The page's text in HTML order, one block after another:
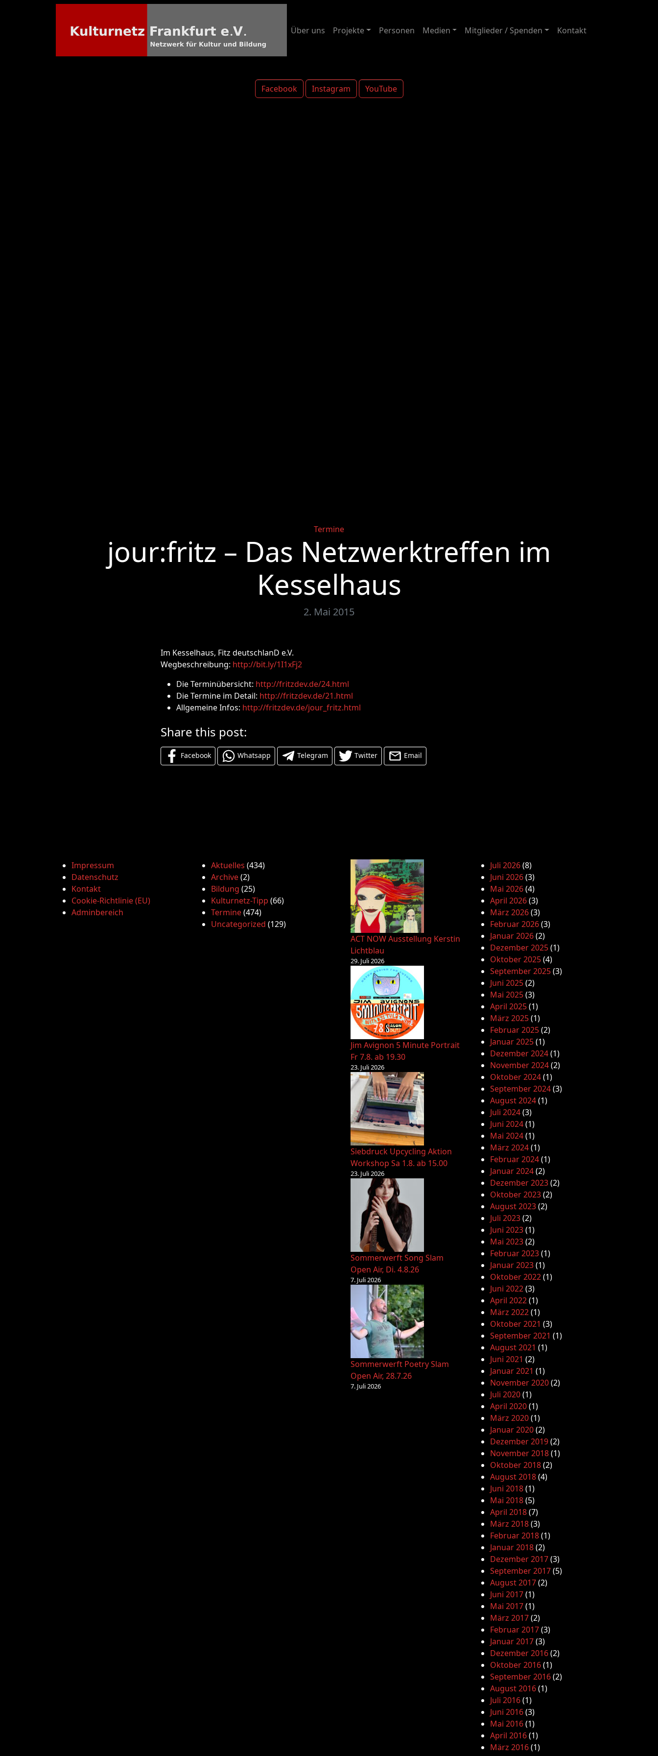
Facebook Instagram YouTube
Über uns Projekte Personen Medien Mitglieder / Spenden Kontakt
Categories
Termine
jour:fritz – Das Netzwerktreffen im
Kesselhaus
2. Mai 2015
Im Kesselhaus, Fitz deutschlanD e.V.
Wegbeschreibung: http://bit.ly/1I1xFj2
Die Terminübersicht: http://fritzdev.de/24.html
Die Termine im Detail: http://fritzdev.de/21.html
Allgemeine Infos: http://fritzdev.de/jour_fritz.html
Share this post:
Facebook Whatsapp Telegram Twitter Email
Impressum
Datenschutz
Kontakt
Cookie-Richtlinie (EU)
Adminbereich
Aktuelles (434)
Archive(2)
Bildung (25)
Kulturnetz-Tipp (66)
Termine(474)
Uncategorized (129)
ACT NOW Ausstellung Kerstin
Lichtblau
29. Juli 2026
Jim Avignon 5 Minute Portrait
Fr 7.8. ab 19.30
23. Juli 2026
Siebdruck Upcycling Aktion
Workshop Sa 1.8. ab 15.00
23. Juli 2026
Sommerwerft Song Slam
Open Air, Di. 4.8.26
7. Juli 2026
Sommerwerft Poetry Slam
Open Air, 28.7.26
7. Juli 2026
Juli 2026(8)
Juni 2026(3)
Mai 2026(4)
April 2026(3)
März 2026(3)
Februar 2026(3)
Januar 2026(2)
Dezember 2025(1)
Oktober 2025(4)
September 2025(3)
Juni 2025(2)
Mai 2025(3)
April 2025(1)
März 2025(1)
Februar 2025(2)
Januar 2025(1)
Dezember 2024(1)
November 2024(2)
Oktober 2024(1)
September 2024(3)
August 2024(1)
Juli 2024(3)
Juni 2024(1)
Mai 2024(1)
März 2024(1)
Februar 2024(1)
Januar 2024(2)
Dezember 2023(2)
Oktober 2023(2)
August 2023(2)
Juli 2023(2)
Juni 2023(1)
Mai 2023(2)
Februar 2023(1)
Januar 2023(1)
Oktober 2022(1)
Juni 2022(3)
April 2022(1)
März 2022(1)
Oktober 2021 (3)
September 2021 (1)
August 2021 (1)
Juni 2021 (2)
Januar 2021 (1)
November 2020(2)
Juli 2020(1)
April 2020(1)
März 2020(1)
Januar 2020(2)
Dezember 2019(2)
November 2018(1)
Oktober 2018(2)
August 2018(4)
Juni 2018(1)
Mai 2018(5)
April 2018(7)
März 2018(3)
Februar 2018(1)
Januar 2018(2)
Dezember 2017(3)
September 2017(5)
August 2017(2)
Juni 2017(1)
Mai 2017(1)
März 2017(2)
Februar 2017(3)
Januar 2017(3)
Dezember 2016(2)
Oktober 2016(1)
September 2016(2)
August 2016(1)
Juli 2016(1)
Juni 2016(3)
Mai 2016(1)
April 2016(1)
März 2016(1)